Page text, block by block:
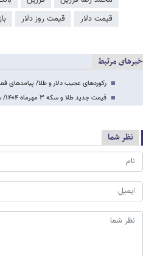
قیمت دلار
قیمت روز دلار
خبرهای مرتبط
رکوردهای عجیب دلار و طلا/ پیامدهای
قیمت جدید طلا و سکه ۳ مهرماه ۱۴۰۴/ سکه از سقف ۱۰۸.۰۰۰.۰۰۰ تومان هم گذشت
نظر شما